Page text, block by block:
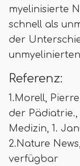
myelinisierte
schnell als
der
Referenz:
1.Morell,
der
Medizin, 1.
2.Nature
verfügbar